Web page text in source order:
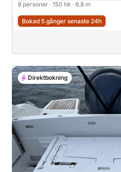
8 personer · 150 hk · 6.8 m
Bokad 5 gånger senaste 24h
Direktbokning